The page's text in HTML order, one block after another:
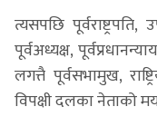
त्यसपछि पूर्वराष्ट्रपति,
पूर्वअध्यक्ष,
लगत्तै पूर्वसभामुख,
विपक्षी दलका नेताको